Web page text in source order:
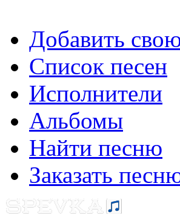
Добавить
Список песен
Исполнители
Альбомы
Найти песню
Заказать